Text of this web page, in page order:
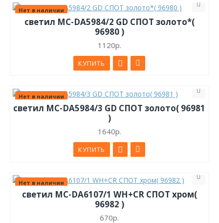
Нет в наличии
светил МС-DA5984/2 GD СПОТ золото*(
96980 )
1120р.
КУПИТЬ
Нет в наличии
светил МС-DA5984/3 GD СПОТ золото( 96981
)
1640р.
КУПИТЬ
Нет в наличии
светил МС-DA6107/1 WH+CR СПОТ хром(
96982 )
670р.